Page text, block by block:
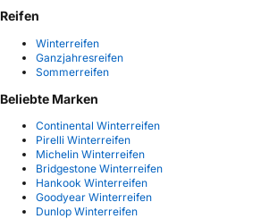
Reifen
Winterreifen
Ganzjahresreifen
Sommerreifen
Beliebte Marken
Continental Winterreifen
Pirelli Winterreifen
Michelin Winterreifen
Bridgestone Winterreifen
Hankook Winterreifen
Goodyear Winterreifen
Dunlop Winterreifen